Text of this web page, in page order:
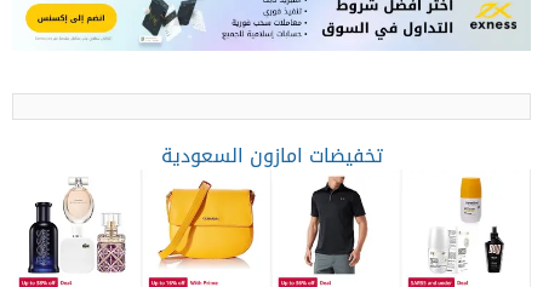
تخفيضات امازون السعودية